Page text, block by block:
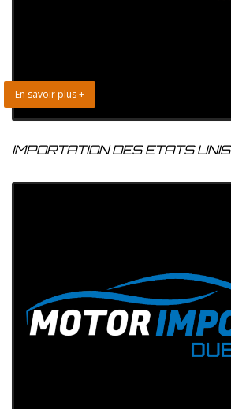
En savoir plus +
IMPORTATION DES ETATS UNIS